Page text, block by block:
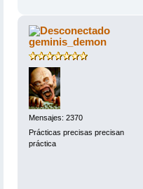
geminis_demon
Mensajes: 2370
Prácticas precisas precisan
práctica